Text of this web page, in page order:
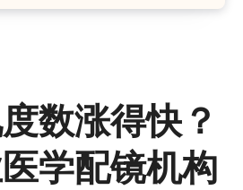
数涨得快？
学配镜机构